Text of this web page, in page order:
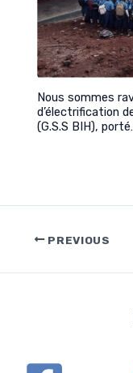
Nous sommes
d’électrification
(G.S.S BIH),
Post PREVIOUS